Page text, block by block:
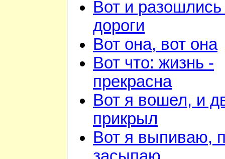
Вот и разошлись
дороги
Вот она, вот она
Вот что: жизнь -
прекрасна
Вот я вошел, и
прикрыл
Вот я выпиваю,